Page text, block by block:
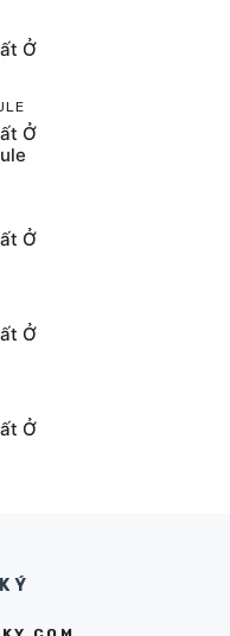
Ở
Ở
Ở
Ở
Ở